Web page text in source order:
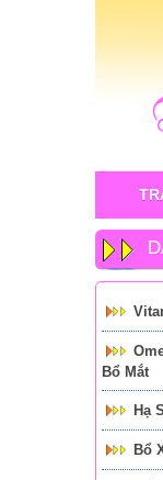
Bổ Mắt
Hạ
Bổ